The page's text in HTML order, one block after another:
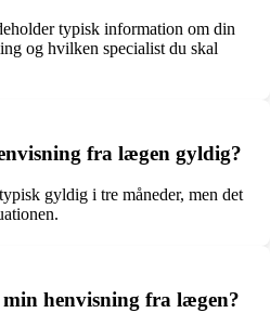
typisk information om din
og hvilken specialist du skal
fra lægen gyldig?
gyldig i tre måneder, men det
henvisning fra lægen?